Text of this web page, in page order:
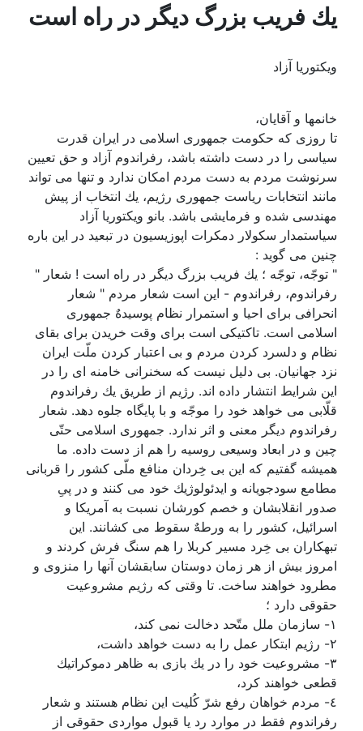
يك فريب بزرگ ديگر در راه است
ویکتوریا آزاد
خانمها و آقايان،
تا روزى كه حكومت جمهورى اسلامى در ايران قدرت
سياسى را در دست داشته باشد، رفراندوم آزاد و حق تعيين
سرنوشت مردم به دست مردم امكان ندارد و تنها مى تواند
مانند انتخابات رياست جمهورى رژيم، يك انتخاب از پيش
مهندسى شده و فرمايشى باشد. بانو ويكتوريا آزاد
سياستمدار سكولار دمكرات اپوزيسيون در تبعيد در اين باره
چنين مى گويد :
" توجّه، توجّه ؛ يك فريب بزرگ ديگر در راه است ! شعار "
رفراندوم، رفراندوم - اين است شعار مردم " شعار
انحرافى براى احيا و استمرار نظام پوسيدهٌ جمهورى
اسلامى است. تاكتيكى است براى وقت خريدن براى بقاى
نظام و دلسرد كردن مردم و بى اعتبار كردن ملّت ايران
نزد جهانيان. بى دليل نيست كه سخنرانى خامنه اى را در
اين شرايط انتشار داده اند. رژيم از طريق يك رفراندوم
قلّابى مى خواهد خود را موجّه و با پايگاه جلوه دهد. شعار
رفراندوم ديگر معنى و اثر ندارد. جمهورى اسلامى حتّى
چين و در ابعاد وسيعى روسيه را هم از دست داده. ما
هميشه گفتيم كه اين بى خِردان منافع ملّى كشور را قربانى
مطامع سودجويانه و ايدئولوژيك خود مى كنند و در پىِ
صدور انقلابشان و خصم كورشان نسبت به آمريكا و
اسرائيل، كشور را به ورطهٌ سقوط مى كشانند. اين
تبهكاران بى خِرد مسير كربلا را هم سنگ فرش كردند و
امروز بيش از هر زمان دوستان سابقشان آنها را منزوى و
مطرود خواهند ساخت. تا وقتى كه رژيم مشروعيت
حقوقى دارد ؛
١- سازمان ملل متّحد دخالت نمى كند،
٢- رژيم ابتكار عمل را به دست خواهد داشت،
٣- مشروعيت خود را در يك بازى به ظاهر دموكراتيك
قطعى خواهند كرد،
٤- مردم خواهان رفع شرّ كُليت اين نظام هستند و شعار
رفراندوم فقط در موارد رد يا قبول مواردى حقوقى از